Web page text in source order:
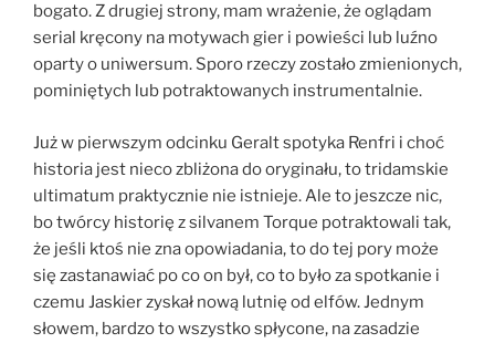
bogato. Z drugiej strony, mam wrażenie, że oglądam
serial kręcony na motywach gier i powieści lub luźno
oparty o uniwersum. Sporo rzeczy zostało zmienionych,
pominiętych lub potraktowanych instrumentalnie.
Już w pierwszym odcinku Geralt spotyka Renfri i choć
historia jest nieco zbliżona do oryginału, to tridamskie
ultimatum praktycznie nie istnieje. Ale to jeszcze nic,
bo twórcy historię z silvanem Torque potraktowali tak,
że jeśli ktoś nie zna opowiadania, to do tej pory może
się zastanawiać po co on był, co to było za spotkanie i
czemu Jaskier zyskał nową lutnię od elfów. Jednym
słowem, bardzo to wszystko spłycone, na zasadzie